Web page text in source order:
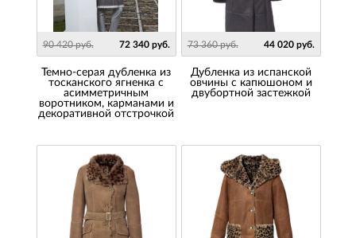
90 420 руб. 72 340 руб.
Темно-серая дубленка из
тосканского ягненка с
асимметричным
воротником, карманами и
декоративной отстрочкой
73 360 руб. 44 020 руб.
Дубленка из испанской
овчины с капюшоном и
двубортной застежкой